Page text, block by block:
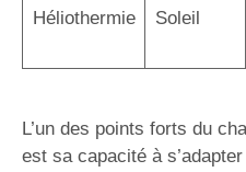
Héliothermie Soleil
L’un des points forts du
est sa capacité à